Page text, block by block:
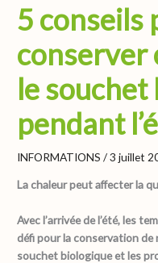
5 conseils
conserver
le
pendant
INFORMATIONS /3 juillet
La chaleur peut affecter la
Avec l’arrivée de l’été, les
défi pour la conservation
souchet biologique et les